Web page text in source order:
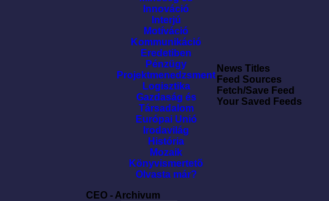
Innováció
Interjú
Motíváció
Kommunikáció
Eredetiben
Pénzügy
Projektmenedzsment
Logisztika
Gazdaság és
Társadalom
Európai Unió
Irodavilág
História
Mozaik
Könyvismertetõ
Olvasta már?
CEO - Archivum
News Titles
Feed Sources
Fetch/Save Feed
Your Saved Feeds